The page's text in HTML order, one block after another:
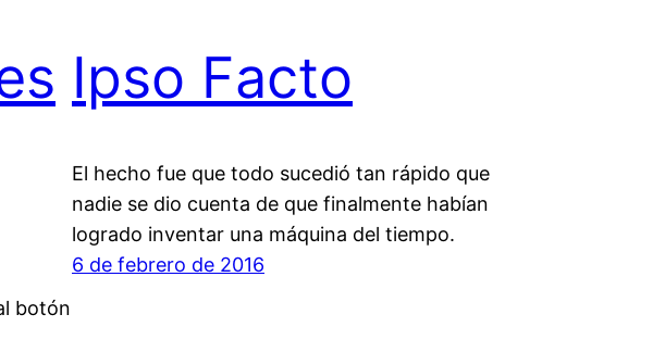
botón
Ipso Facto
El hecho fue que todo sucedió tan rápido que
nadie se dio cuenta de que finalmente habían
logrado inventar una máquina del tiempo.
6 de febrero de 2016